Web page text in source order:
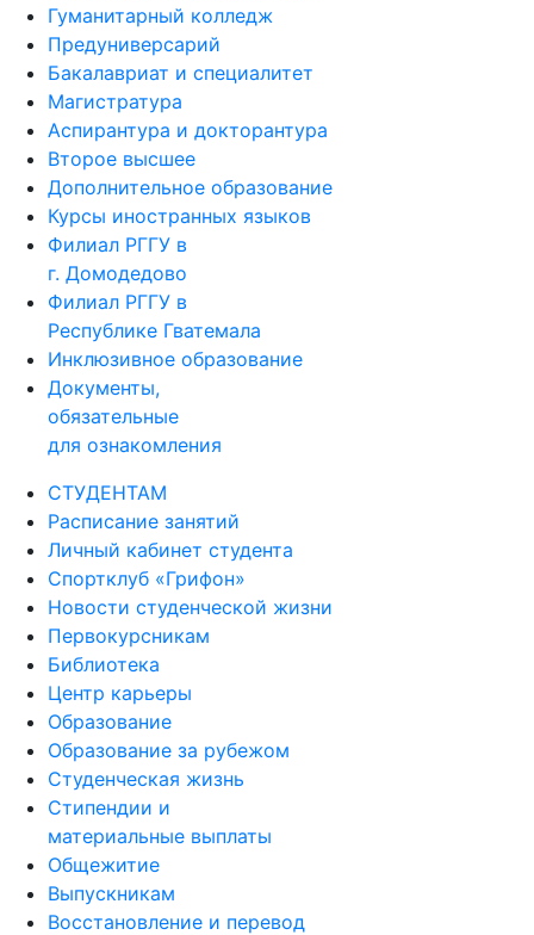
Гуманитарный колледж
Предуниверсарий
Бакалавриат и специалитет
Магистратура
Аспирантура и докторантура
Второе высшее
Дополнительное образование
Курсы иностранных языков
Филиал РГГУ в
г. Домодедово
Филиал РГГУ в
Республике Гватемала
Инклюзивное образование
Документы,
обязательные
для ознакомления
СТУДЕНТАМ
Расписание занятий
Личный кабинет студента
Спортклуб «Грифон»
Новости студенческой жизни
Первокурсникам
Библиотека
Центр карьеры
Образование
Образование за рубежом
Студенческая жизнь
Стипендии и
материальные выплаты
Общежитие
Выпускникам
Восстановление и перевод